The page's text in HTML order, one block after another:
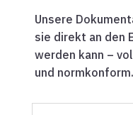
Unsere
sie direkt an den
werden kann –
und normkonform.